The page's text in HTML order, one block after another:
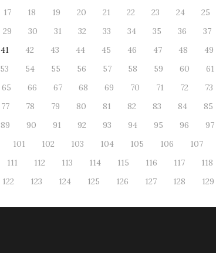
17 18 19 20 21 22 23 24 25
29 30 31 32 33 34 35 36 37
41 42 43 44 45 46 47 48 49
53 54 55 56 57 58 59 60 61
65 66 67 68 69 70 71 72 73
77 78 79 80 81 82 83 84 85
89 90 91 92 93 94 95 96 97
101 102 103 104 105 106 107
111 112 113 114 115 116 117 118
122 123 124 125 126 127 128 129